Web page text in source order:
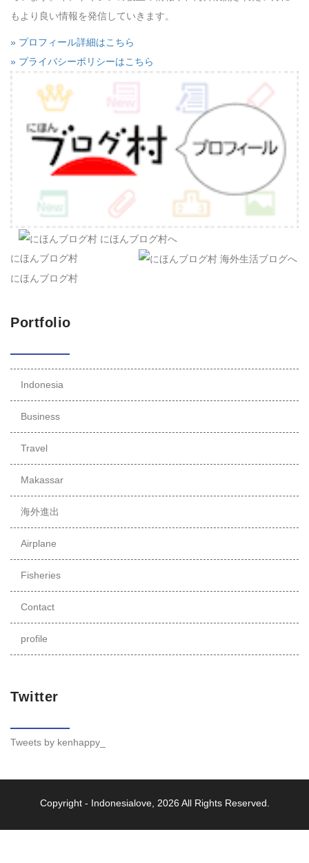
もより良い情報を発信していきます。
» プロフィール詳細はこちら
» プライバシーポリシーはこちら
にほんブログ村
にほんブログ村
Portfolio
Indonesia
Business
Travel
Makassar
海外進出
Airplane
Fisheries
Contact
profile
Twitter
Tweets by kenhappy_
Copyright - Indonesialove, 2026 All Rights Reserved.